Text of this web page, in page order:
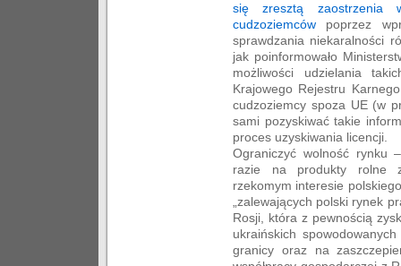
się zresztą zaostrzenia
cudzoziemców poprzez
sprawdzania niekaralności
jak poinformowało
możliwości udzielania
Krajowego Rejestru
cudzoziemcy spoza UE (w
sami pozyskiwać takie
proces uzyskiwania licencji.
Ograniczyć wolność rynku
razie na produkty rolne
rzekomym interesie
„zalewających polski rynek
Rosji, która z pewnością
ukraińskich
granicy oraz na